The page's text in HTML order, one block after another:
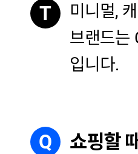
T
미니멀,
브랜드는
입니다.
Q 쇼핑할